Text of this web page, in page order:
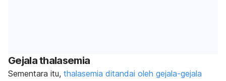
Gejala thalasemia
Sementara itu, thalasemia ditandai oleh gejala-gejala